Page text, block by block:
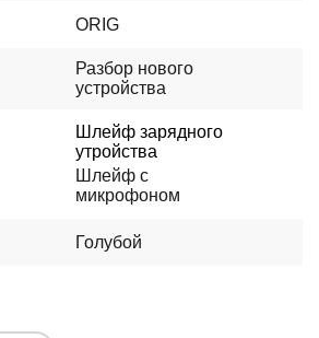
ORIG
Разбор нового
устройства
Шлейф зарядного
утройства
Шлейф с
микрофоном
Голубой